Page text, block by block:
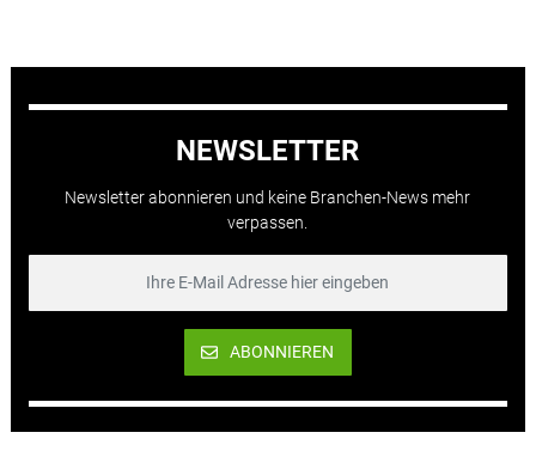
NEWSLETTER
Newsletter abonnieren und keine Branchen-News mehr
verpassen.
ABONNIEREN